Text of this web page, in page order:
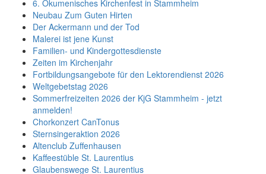
6. Ökumenisches Kirchenfest in Stammheim
Neubau Zum Guten Hirten
Der Ackermann und der Tod
Malerei ist jene Kunst
Familien- und Kindergottesdienste
Zeiten im Kirchenjahr
Fortbildungsangebote für den Lektorendienst 2026
Weltgebetstag 2026
Sommerfreizeiten 2026 der KjG Stammheim - jetzt
anmelden!
Chorkonzert CanTonus
Sternsingeraktion 2026
Altenclub Zuffenhausen
Kaffeestüble St. Laurentius
Glaubenswege St. Laurentius